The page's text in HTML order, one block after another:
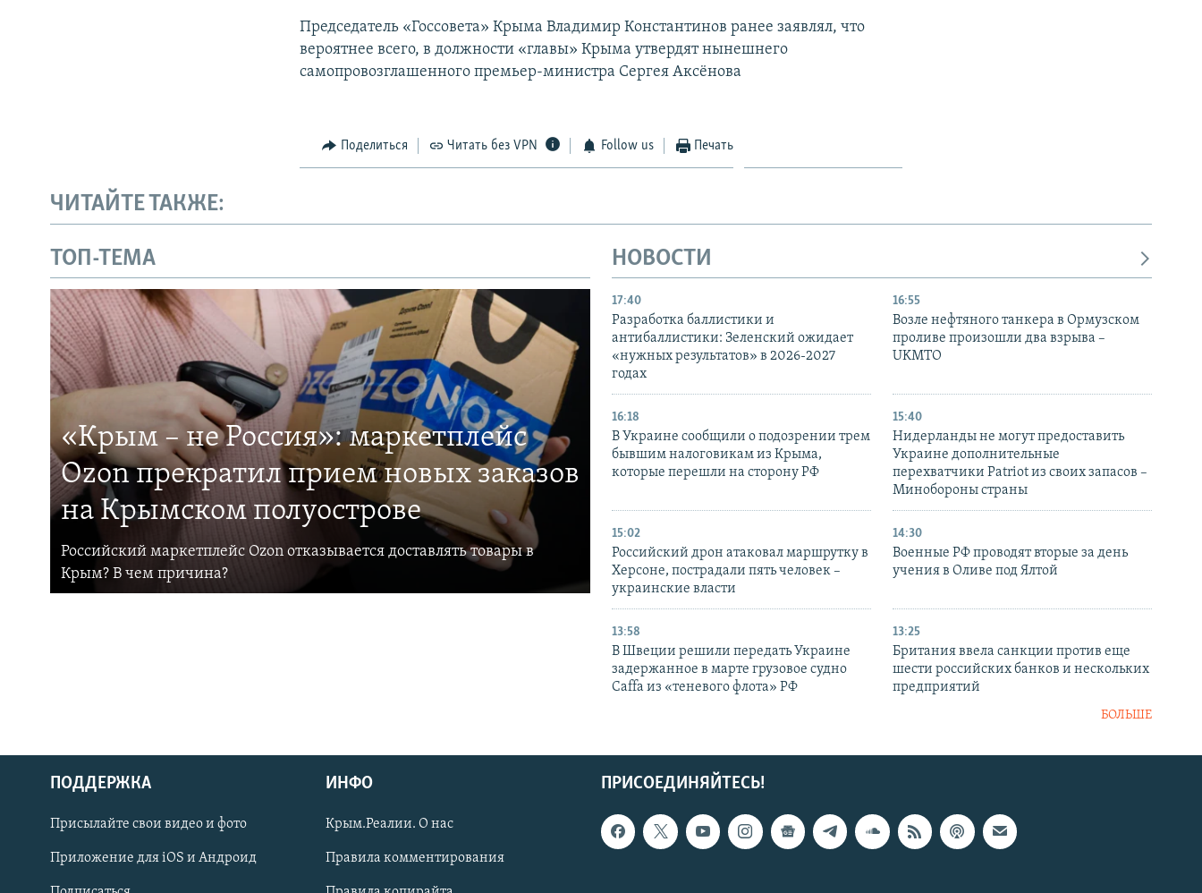
Українською
Qırımtatar
Председатель «Госсовета» Крыма Владимир Константинов ранее заявлял, что
вероятнее всего, в должности «главы» Крыма утвердят нынешнего
самопровозглашенного премьер-министра Сергея Аксёнова
Поделиться Читать без VPN Follow us Печать
ЧИТАЙТЕ ТАКЖЕ:
ТОП-ТЕМА
«Крым – не Россия»: маркетплейс
Ozon прекратил прием новых заказов
на Крымском полуострове
Российский маркетплейс Ozon отказывается доставлять товары в
Крым? В чем причина?
НОВОСТИ
17:40
Разработка баллистики и
антибаллистики: Зеленский ожидает
«нужных результатов» в 2026-2027
годах
16:55
Возле нефтяного танкера в Ормузском
проливе произошли два взрыва –
UKMTO
16:18
В Украине сообщили о подозрении трем
бывшим налоговикам из Крыма,
которые перешли на сторону РФ
15:40
Нидерланды не могут предоставить
Украине дополнительные
перехватчики Patriot из своих запасов –
Минобороны страны
15:02
Российский дрон атаковал маршрутку в
Херсоне, пострадали пять человек –
украинские власти
14:30
Военные РФ проводят вторые за день
учения в Оливе под Ялтой
13:58
В Швеции решили передать Украине
задержанное в марте грузовое судно
Caffa из «теневого флота» РФ
13:25
Британия ввела санкции против еще
шести российских банков и нескольких
предприятий
БОЛЬШЕ
ПРИСОЕДИНЯЙТЕСЬ!
ПОДДЕРЖКА
Присылайте свои видео и фото
Приложение для iOS и Андроид
ИНФО
Крым.Реалии. О нас
Правила комментирования